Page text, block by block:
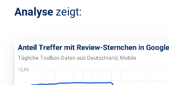
Analysezeigt: